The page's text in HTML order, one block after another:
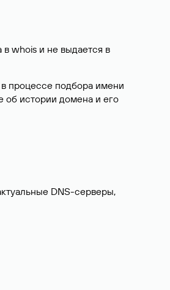
whois и не выдается в
процессе подбора имени
об истории домена и его
DNS-серверы,